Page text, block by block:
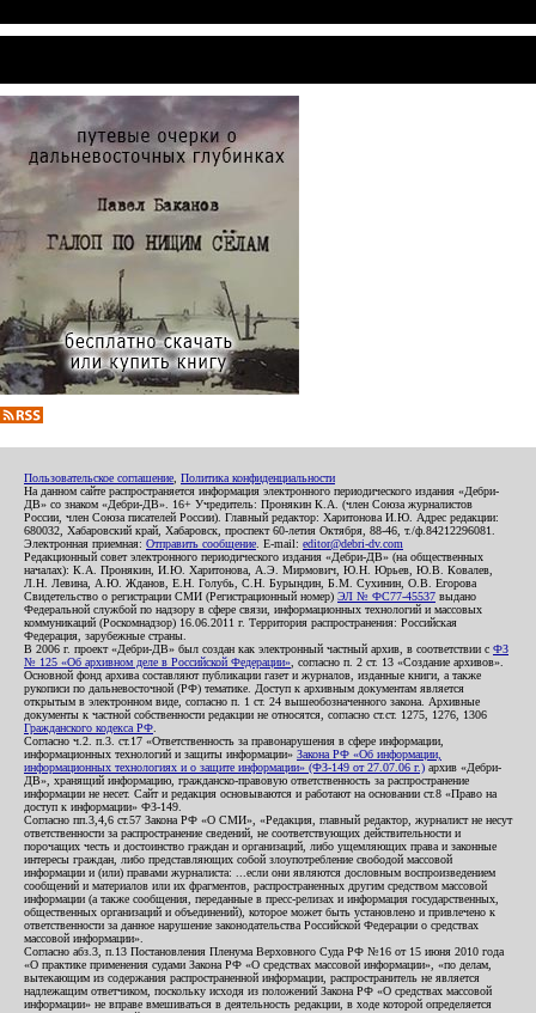
Пользовательское соглашение Политика конфиденциальности
На данном сайте распространяется информация электронного периодического издания «Дебри-
ДВ» со знаком «Дебри-ДВ». 16+ Учредитель: Пронякин К.А. (член Союза журналистов
России, член Союза писателей России). Главный редактор: Харитонова И.Ю. Адрес редакции:
680032, Хабаровский край, Хабаровск, проспект 60-летия Октября, 88-46, т./ф.84212296081.
Электронная приемная: Отправить сообщение . E-mail: editor@debri-dv.com
Редакционный совет электронного периодического издания «Дебри-ДВ» (на общественных
началах): К.А. Пронякин, И.Ю. Харитонова, А.Э. Мирмович, Ю.Н. Юрьев, Ю.В. Ковалев,
Л.Н. Левина, А.Ю. Жданов, Е.Н. Голубь, С.Н. Бурындин, Б.М. Сухинин, О.В. Егорова
Свидетельство о регистрации СМИ (Регистрационный номер) ЭЛ № ФС77-45537 выдано
Федеральной службой по надзору в сфере связи, информационных технологий и массовых
коммуникаций (Роскомнадзор) 16.06.2011 г. Территория распространения: Российская
Федерация, зарубежные страны.
В 2006 г. проект «Дебри-ДВ» был создан как электронный частный архив, в соответствии с ФЗ
№ 125 «Об архивном деле в Российской Федерации» , согласно п. 2 ст. 13 «Создание архивов».
Основной фонд архива составляют публикации газет и журналов, изданные книги, а также
рукописи по дальневосточной (РФ) тематике. Доступ к архивным документам является
открытым в электронном виде, согласно п. 1 ст. 24 вышеобозначенного закона. Архивные
документы к частной собственности редакции не относятся, согласно ст.ст. 1275, 1276, 1306
Гражданского кодекса РФ
Согласно ч.2. п.3. ст.17 «Ответственность за правонарушения в сфере информации,
информационных технологий и защиты информации» Закона РФ «Об информации,
информационных технологиях и о защите информации» (ФЗ-149 от 27.07.06 г.) архив «Дебри-
ДВ», хранящий информацию, гражданско-правовую ответственность за распространение
информации не несет. Сайт и редакция основываются и работают на основании ст.8 «Право на
доступ к информации» ФЗ-149.
Согласно пп.3,4,6 ст.57 Закона РФ «О СМИ», «Редакция, главный редактор, журналист не несут
ответственности за распространение сведений, не соответствующих действительности и
порочащих честь и достоинство граждан и организаций, либо ущемляющих права и законные
интересы граждан, либо представляющих собой злоупотребление свободой массовой
информации и (или) правами журналиста: ...если они являются дословным воспроизведением
сообщений и материалов или их фрагментов, распространенных другим средством массовой
информации (а также сообщения, переданные в пресс-релизах и информация государственных,
общественных организаций и объединений), которое может быть установлено и привлечено к
ответственности за данное нарушение законодательства Российской Федерации о средствах
массовой информации».
Согласно абз.3, п.13 Постановления Пленума Верховного Суда РФ №16 от 15 июня 2010 года
«О практике применения судами Закона РФ «О средствах массовой информации», «по делам,
вытекающим из содержания распространенной информации, распространитель не является
надлежащим ответчиком, поскольку исходя из положений Закона РФ «О средствах массовой
информации» не вправе вмешиваться в деятельность редакции, в ходе которой определяется